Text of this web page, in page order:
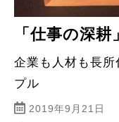
「仕事の深耕」
企業も人材も長
プル
2019年9月21日